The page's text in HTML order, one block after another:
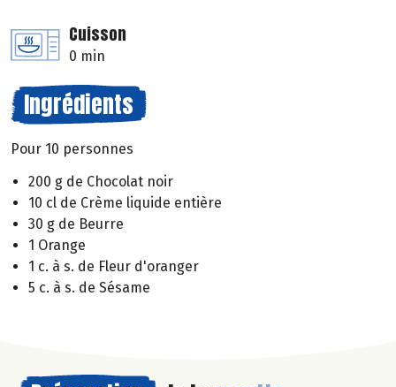
Cuisson
0 min
Ingrédients
Pour 10 personnes
200 g de Chocolat noir
10 cl de Crème liquide entière
30 g de Beurre
1 Orange
1 c. à s. de Fleur d'oranger
5 c. à s. de Sésame